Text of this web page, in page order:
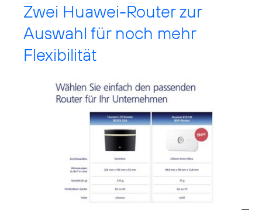
Zwei Huawei-Router zur
Auswahl für noch mehr
Flexibilität